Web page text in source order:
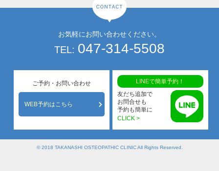
お気軽にお問い合わせください。
TEL: 047-314-5508
ご予約・お問い合わせ
WEB予約はこちら
LINEで簡単予約！
友だち追加で
お問合せも
予約も簡単に
CLICK >
© 2018 TAKANASHI OSTEOPATHIC CLINIC All Rights Reserved.